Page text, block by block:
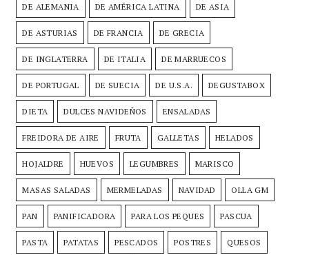
DE ALEMANIA DE AMÉRICA LATINA DE ASIA
DE ASTURIAS DE FRANCIA DE GRECIA
DE INGLATERRA DE ITALIA DE MARRUECOS
DE PORTUGAL DE SUECIA DE U.S.A. DEGUSTABOX
DIETA DULCES NAVIDEÑOS ENSALADAS
FREIDORA DE AIRE FRUTA GALLETAS HELADOS
HOJALDRE HUEVOS LEGUMBRES MARISCO
MASAS SALADAS MERMELADAS NAVIDAD OLLA GM
PAN PANIFICADORA PARA LOS PEQUES PASCUA
PASTA PATATAS PESCADOS POSTRES QUESOS